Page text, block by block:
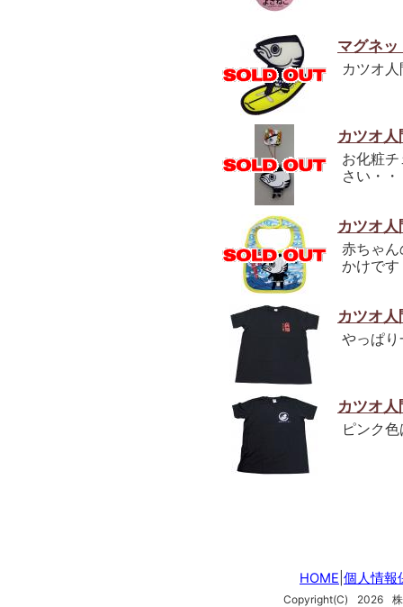
マグネ
カツオ
カツオ
お化粧
さい・・
カツオ
赤ちゃ
かけです
カツオ
やっぱ
カツオ
ピンク
HOME 個人情報
Copyright(C) 2026